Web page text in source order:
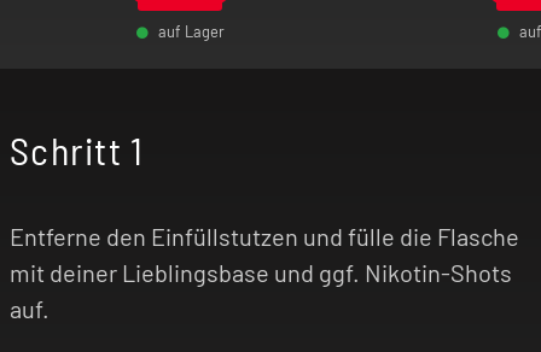
auf Lager
Schritt 1
Entferne den Einfüllstutzen und fülle die Flasche
mit deiner Lieblingsbase und ggf. Nikotin-Shots
auf.